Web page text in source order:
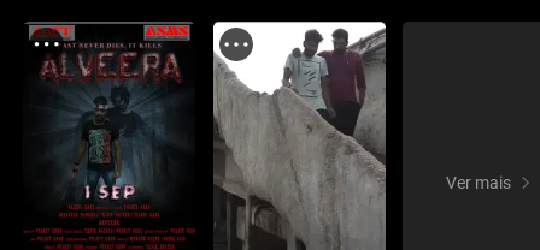
Ver mais